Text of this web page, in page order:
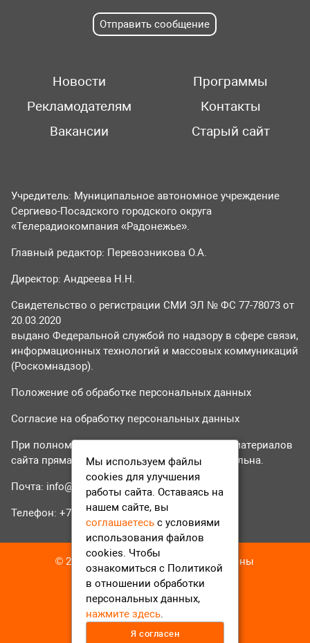
Отправить сообщение
Новости
Программы
Рекламодателям
Контакты
Вакансии
Старый сайт
Учредитель: Муниципальное автономное учреждение
Сергиево-Посадского городского округа
«Телерадиокомпания «Радонежье».
Главный редактор: Перевозникова О.А.
Директор: Андреева Н.Н.
Свидетельство о регистрации СМИ ЭЛ № ФС 77-78073 от
20.03.2020
выдано Федеральной службой по надзору в сфере связи,
информационных технологий и массовых коммуникаций
(Роскомнадзор).
Положение об обработке персональных данных
Согласие на обработку персональных данных
При полном или частичном использовании материалов
сайта прямая гиперссылка на tvr24.tv обязательна.
Почта: info@tvr24.tv
Телефон: +7 (496) 551-04-95
© 2016-2023 ТВР24 Все права защищены
Мы используем файлы
cookies для улучшения
работы сайта. Оставаясь на
нашем сайте, вы
соглашаетесь с условиями
использования файлов
cookies. Чтобы
ознакомиться с Политикой
в отношении обработки
персональных данных,
нажмите здесь.
Я согласен